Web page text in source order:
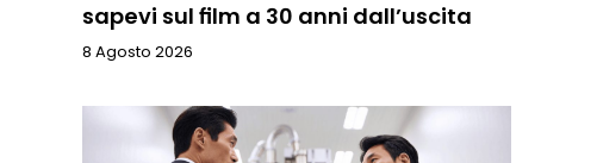
sapevi sul film a 30 anni dall’uscita
8 Agosto 2026